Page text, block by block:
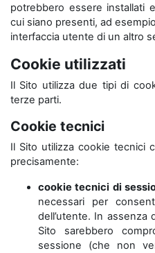
potrebbero essere installati
cui siano presenti, ad
interfaccia utente di un altro
Cookie utilizzati
Il Sito utilizza due tipi di
terze parti.
Cookie tecnici
Il Sito utilizza cookie tecnici
precisamente:
cookie tecnici di
necessari per
dell’utente. In assenza
Sito sarebbero
sessione (che non